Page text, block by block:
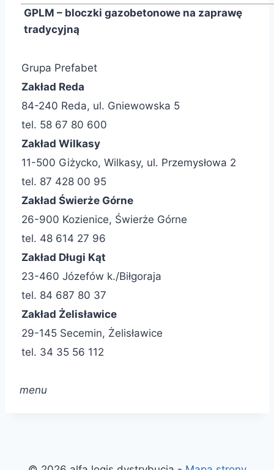
GPLM – bloczki gazobetonowe na zaprawę
tradycyjną
Grupa Prefabet
Zakład Reda
84-240 Reda, ul. Gniewowska 5
tel. 58 67 80 600
Zakład Wilkasy
11-500 Giżycko, Wilkasy, ul. Przemysłowa 2
tel. 87 428 00 95
Zakład Świerże Górne
26-900 Kozienice, Świerże Górne
tel. 48 614 27 96
Zakład Długi Kąt
23-460 Józefów k./Biłgoraja
tel. 84 687 80 37
Zakład Żelisławice
29-145 Secemin, Żelisławice
tel. 34 35 56 112
menu